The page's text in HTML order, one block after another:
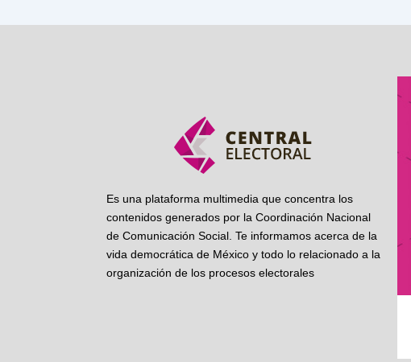
Es una plataforma multimedia que concentra los
contenidos generados por la Coordinación Nacional
de Comunicación Social. Te informamos acerca de la
vida democrática de México y todo lo relacionado a la
organización de los procesos electorales